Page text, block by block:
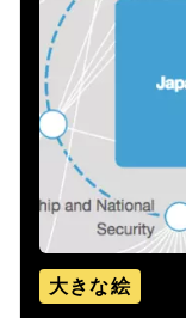
大きな絵